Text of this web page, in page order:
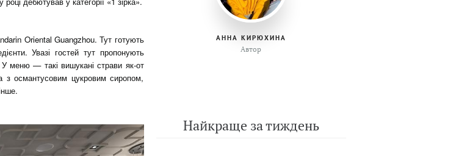
Oriental Guangzhou. Тут готують
Увазі гостей тут пропонують
меню — такі вишукані страви як-от
з османтусовим цукровим сиропом,
АННА КИРЮХИНА
Автор
Найкраще за тиждень